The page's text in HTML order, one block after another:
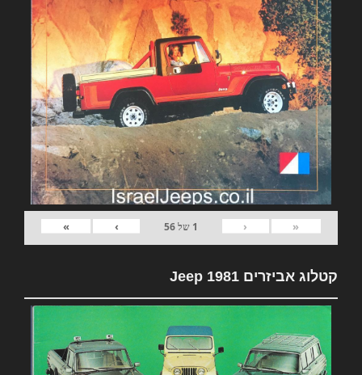
«
‹
1 של56
›
»
קטלוג אביזרים 1981 Jeep